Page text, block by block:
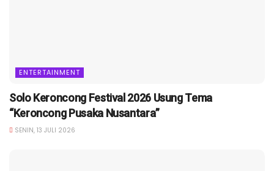
ENTERTAINMENT
Solo Keroncong Festival 2026 Usung Tema
“Keroncong Pusaka Nusantara”
SENIN, 13 JULI 2026